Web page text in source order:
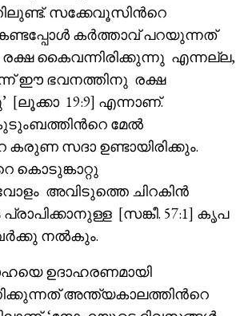
സക്കേവൂസിൻറെ
കർത്താവ് പറയുന്നത്
കൈവന്നിരിക്കുന്നു എന്നല്ല,
ഈ ഭവനത്തിനു രക്ഷ
[ലൂക്കാ 19:9] എന്നാണ്.
മേൽ
കരുണ സദാ ഉണ്ടായിരിക്കും.
കൊടുങ്കാറ്റു
അവിടുത്തെ ചിറകിൻ
[സങ്കീ. 57:1] കൃപ
നൽകും.
ഉദാഹരണമായി
അന്ത്യകാലത്തിൻറെ